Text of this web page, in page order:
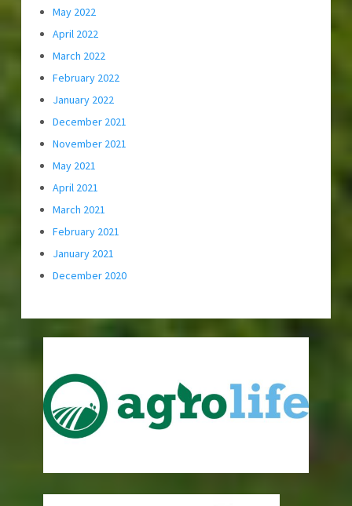
May 2022
April 2022
March 2022
February 2022
January 2022
December 2021
November 2021
May 2021
April 2021
March 2021
February 2021
January 2021
December 2020